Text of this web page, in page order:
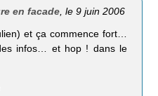
en facade , le 9 juin 2006
et ça commence fort…
infos… et hop ! dans le